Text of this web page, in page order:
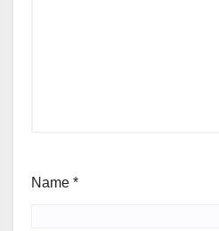
Name *